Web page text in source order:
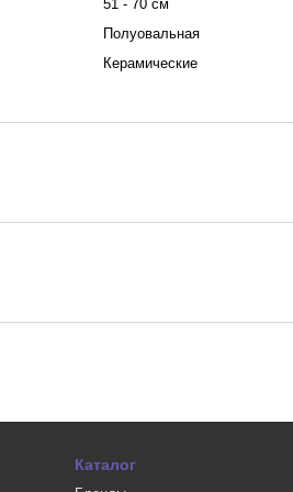
51 - 70 см
Полуовальная
Керамические
Каталог